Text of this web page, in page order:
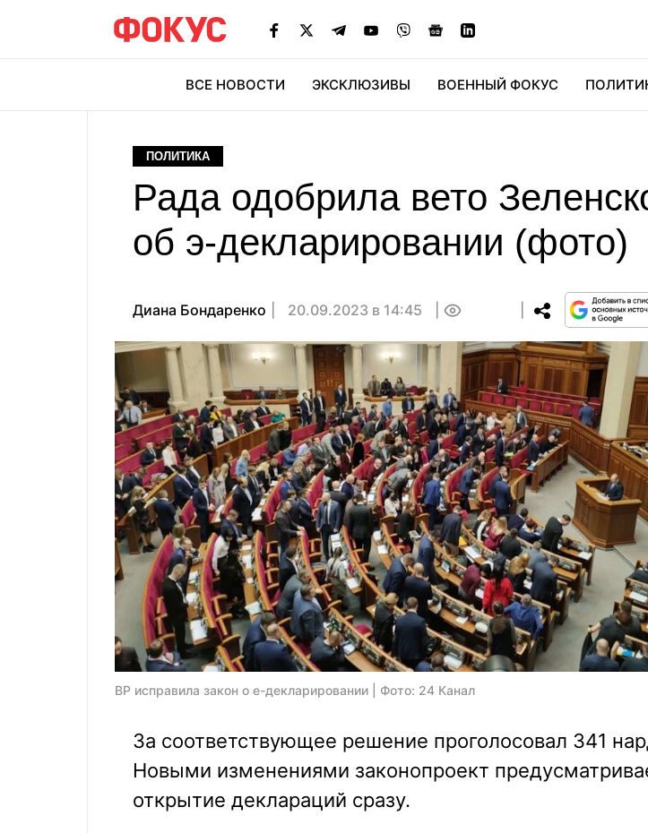
ВСЕ НОВОСТИ ЭКСКЛЮЗИВЫ ВОЕННЫЙ ФОКУС
ПОЛИТИКА
Рада одобрила вето
об э-декларировании (фото)
Диана Бондаренко 20.09.2023 в 14:45
ВР исправила закон о е-декларировании | Фото: 24 Канал
За соответствующее решение проголосовал 341
Новыми изменениями законопроект
открытие деклараций сразу.